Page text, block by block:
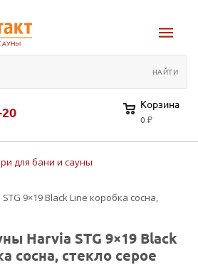
Корзина
0 ₽
для бани и сауны
9×19 Black Line коробка сосна,
Harvia STG 9×19 Black
сосна, стекло серое